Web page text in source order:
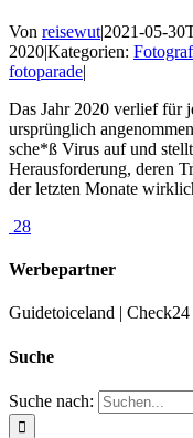
Von reisewut|2021-05-
2020|Kategorien:
fotoparade|
Das Jahr 2020 verlief für
ursprünglich
sche*ß Virus auf und
Herausforderung, deren
der letzten Monate
28
Werbepartner
Guidetoiceland |
Suche
Suche nach: